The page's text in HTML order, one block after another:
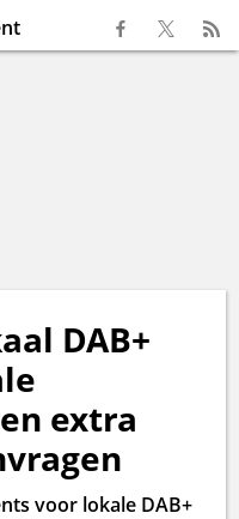
DAB+
extra
voor lokale DAB+